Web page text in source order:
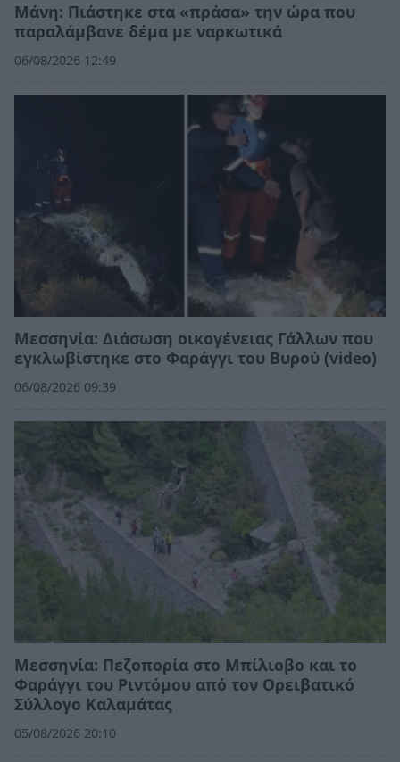
Μάνη: Πιάστηκε στα «πράσα» την ώρα που
παραλάμβανε δέμα με ναρκωτικά
06/08/2026 12:49
Μεσσηνία: Διάσωση οικογένειας Γάλλων που
εγκλωβίστηκε στο Φαράγγι του Βυρού (video)
06/08/2026 09:39
Μεσσηνία: Πεζοπορία στο Μπίλιοβο και το
Φαράγγι του Ριντόμου από τον Ορειβατικό
Σύλλογο Καλαμάτας
05/08/2026 20:10